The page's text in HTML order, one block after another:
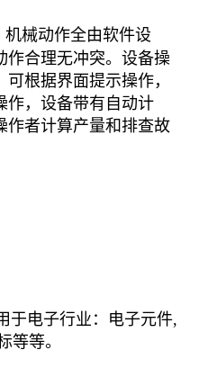
机械动作全由软件设
作合理无冲突。设备操
根据界面提示操作，
作，设备带有自动计
作者计算产量和排查故
于电子行业：电子元件,
等等。